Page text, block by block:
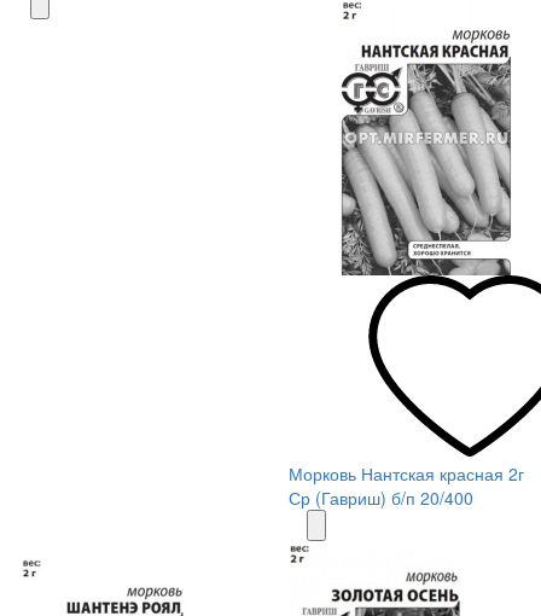
Морковь Нантская красная 2г
Ср (Гавриш) б/п 20/400